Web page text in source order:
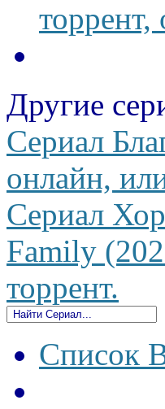
торрент,
Другие
Сериал
онлайн,
Сериал
Family
торрент.
Список